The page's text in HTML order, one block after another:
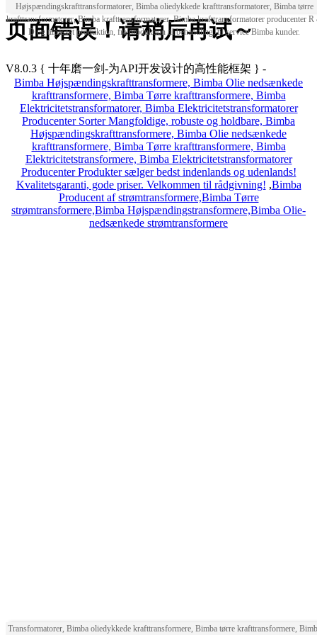
Højspændingskrafttransformatorer, Bimba oliedykkede krafttransformatorer, Bimba tørre
krafttransformatorer, Bimba krafttransformatorer, Bimba krafttransformatorer producenter R
D og tilpasset produktion, fra produktion til behandling, til service Bimba kunder.
页面错误！请稍后再试～
V8.0.3 { 十年磨一剑-为API开发设计的高性能框架 } -
Bimba Højspændingskrafttransformere, Bimba Olie nedsænkede
krafttransformere, Bimba Tørre krafttransformere, Bimba
Elektricitetstransformatorer, Bimba Elektricitetstransformatorer
Producenter Sorter Mangfoldige, robuste og holdbare, Bimba
Højspændingskrafttransformere, Bimba Olie nedsænkede
krafttransformere, Bimba Tørre krafttransformere, Bimba
Elektricitetstransformere, Bimba Elektricitetstransformatorer
Producenter Produkter sælger bedst indenlands og udenlands!
Kvalitetsgaranti, gode priser. Velkommen til rådgivning! ,Bimba
Producent af strømtransformere,Bimba Tørre
strømtransformere,Bimba Højspændingstransformere,Bimba Olie-
nedsænkede strømtransformere
Transformatorer, Bimba oliedykkede krafttransformere, Bimba tørre krafttransformere,